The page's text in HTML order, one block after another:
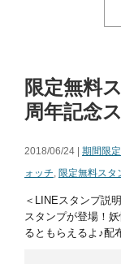
限定無料
周年記念
2018/06/24 | 期間限
ォッチ, 限定無料スタ
＜LINEスタンプ説
スタンプが登場！
るともらえるよ♪配